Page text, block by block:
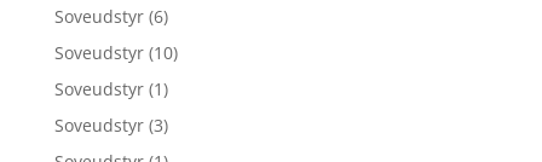
Soveudstyr (6)
Soveudstyr (10)
Soveudstyr (1)
Soveudstyr (3)